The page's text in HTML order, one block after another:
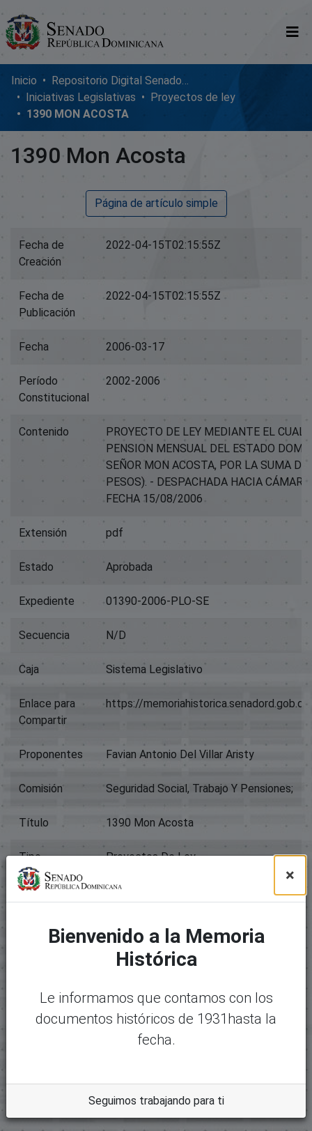
Comunidades
Glosario
Nosotros
Inicio
Repositorio Digital SenadoRD
Iniciativas Legislativas
Proyectos de ley
1390 MON ACOSTA
1390 Mon Acosta
Página de artículo simple
Fecha de
Creación
2022-04-15T02:15:55Z
Fecha de
Publicación
2022-04-15T02:15:55Z
Fecha 2006-03-17
Período
Constitucional
2002-2006
Contenido
PROYECTO DE LEY MEDIANTE EL CUAL
PENSION MENSUAL DEL ESTADO
SEÑOR MON ACOSTA, POR LA SUMA
PESOS). - DESPACHADA HACIA
FECHA 15/08/2006
Extensión pdf
Estado Aprobada
Expediente 01390-2006-PLO-SE
Secuencia N/D
Caja Sistema Legislativo
Enlace para
Compartir
https://
Proponentes Favian Antonio Del Villar Aristy
Comisión Seguridad Social, Trabajo Y Pensiones;
Título 1390 Mon Acosta
Tipo Proyectos De Ley
Archivos
Mostrando 1 - 1 de 1
Nombre:
Tamaño:
8.01 KB
Format
Descripción:
×
Bienvenido a la Memoria
Histórica
Le informamos que contamos con los
documentos históricos de 1931hasta la
fecha.
Seguimos trabajando para ti